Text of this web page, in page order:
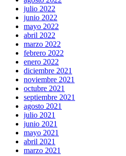
julio 2022
junio 2022
mayo 2022
abril 2022
marzo 2022
febrero 2022
enero 2022
diciembre 2021
noviembre 2021
octubre 2021
septiembre 2021
agosto 2021
julio 2021
junio 2021
mayo 2021
abril 2021
marzo 2021